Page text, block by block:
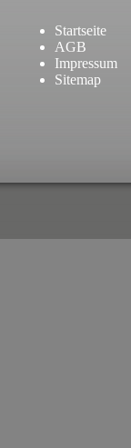
Startseite
AGB
Impressum
Sitemap